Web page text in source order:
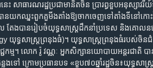
នេះ សាធារណរដ្ឋ​ប្រជាមានិត​ចិន​ ​ប្រារព្ធ​ខួប​អនុស្សាវ
ន​យក​ឈ្នះ​ពួក​គួ​មីង​តាំង​ឱ្យ​ចាកចេញ​ទៅ​តាំងទី​នៅ​កោ
ង​បាន​រៀបចំ​យុទ្ធសាស្ត្រ​ដឹកនាំ​ប្រទេស​ ​និង​គោលន
យុទ្ធ​សា​ស្ត្រព្រនុង​ធំ)។​ ​​យុទ្ធ​សា​ស្ត្រព្រនុង​ធំ​របស់​ចិន​ជំន
ជកម្ម​។​ ​លោក​ ​រ៉ូ​ ​វណ្ណៈ​ ​អ្នក​សិក្សា​នយោបាយ​អន្តរជាតិ​
កន្លងទៅ​ ​ក្រោម​ប្រធានបទ «ខួប៧០ឆ្នាំ​រដ្ឋ​ចិន​៖​យុទ្ធ​